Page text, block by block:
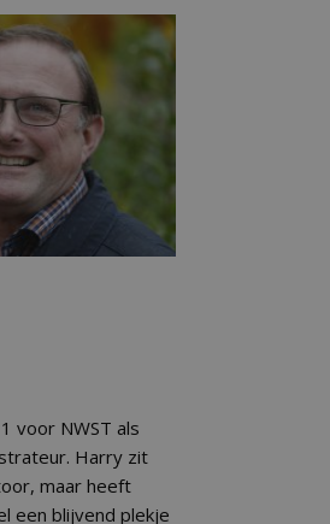
voor NWST als
Harry zit
maar heeft
een blijvend plekje